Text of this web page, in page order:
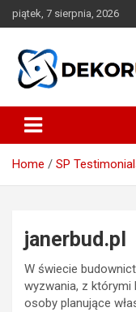
Skip
to
piątek, 7 sierpnia, 2026
Home SP
janerbud.pl
W świecie
wyzwania, z którymi
osoby planujące